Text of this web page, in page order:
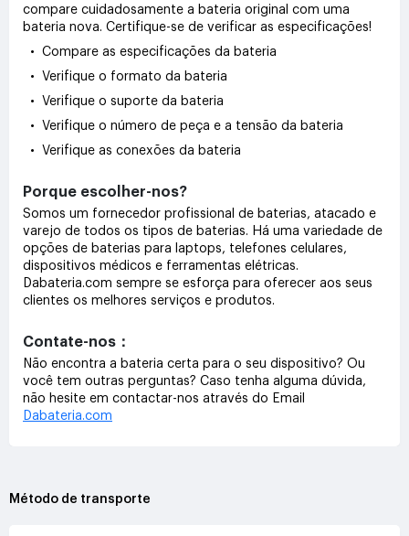
compare cuidadosamente a bateria original com uma
bateria nova. Certifique-se de verificar as especificações!
• Compare as especificações da bateria
• Verifique o formato da bateria
• Verifique o suporte da bateria
• Verifique o número de peça e a tensão da bateria
• Verifique as conexões da bateria
Porque escolher-nos?
Somos um fornecedor profissional de baterias, atacado e
varejo de todos os tipos de baterias. Há uma variedade de
opções de baterias para laptops, telefones celulares,
dispositivos médicos e ferramentas elétricas.
Dabateria.com sempre se esforça para oferecer aos seus
clientes os melhores serviços e produtos.
Contate-nos：
Não encontra a bateria certa para o seu dispositivo? Ou
você tem outras perguntas? Caso tenha alguma dúvida,
não hesite em contactar-nos através do Email
Dabateria.com
Método de transporte